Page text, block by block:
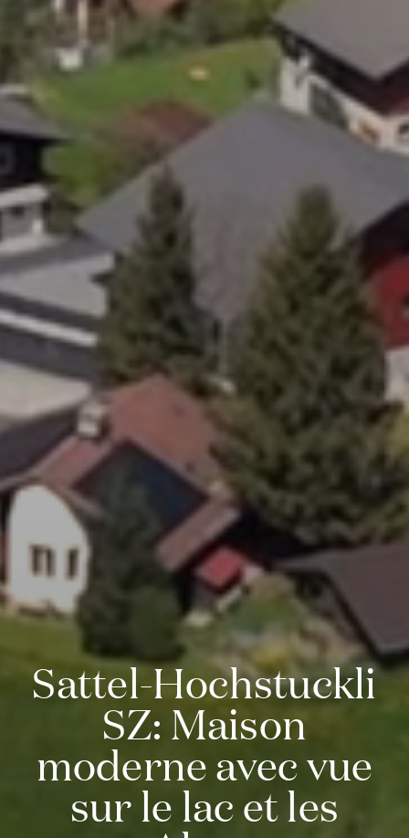
Sattel-Hochstuckli
SZ: Maison
moderne avec vue
sur le lac et les